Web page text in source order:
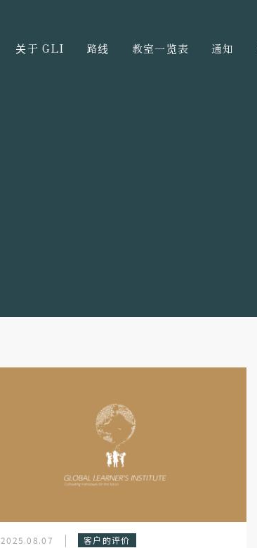
关于 GLI 路线 教室一览表 通知
2025.08.07 客户的评价